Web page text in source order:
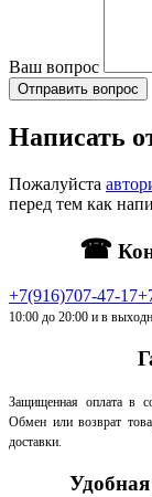
Ваш вопрос
Отправить вопрос
Написать
Пожалуйста
перед тем как
☎
+7(916)707-47-17
10:00 до 20:00 и в
Защищенная оплата в
Обмен или возврат
доставки.